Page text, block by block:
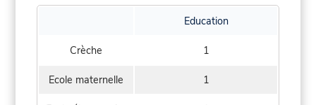
Education
Crèche 1
Ecole maternelle 1